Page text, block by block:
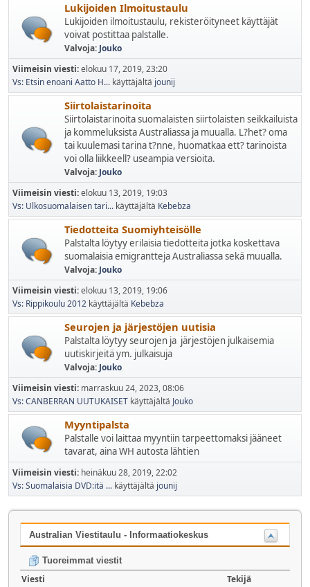
Lukijoiden Ilmoitustaulu
Lukijoiden ilmoitustaulu, rekisteröityneet käyttäjät
voivat postittaa palstalle.
Valvoja: Jouko
Viimeisin viesti:elokuu 17, 2019, 23:20
Vs: Etsin enoani Aatto H... käyttäjältä jounij
Siirtolaistarinoita
Siirtolaistarinoita suomalaisten siirtolaisten seikkailuista
ja kommeluksista Australiassa ja muualla. L?het? oma
tai kuulemasi tarina t?nne, huomatkaa ett? tarinoista
voi olla liikkeell? useampia versioita.
Valvoja: Jouko
Viimeisin viesti:elokuu 13, 2019, 19:03
Vs: Ulkosuomalaisen tari... käyttäjältä Kebebza
Tiedotteita Suomiyhteisölle
Palstalta löytyy erilaisia tiedotteita jotka koskettava
suomalaisia emigrantteja Australiassa sekä muualla.
Valvoja: Jouko
Viimeisin viesti:elokuu 13, 2019, 19:06
Vs: Rippikoulu 2012 käyttäjältä Kebebza
Seurojen ja järjestöjen uutisia
Palstalta löytyy seurojen ja järjestöjen julkaisemia
uutiskirjeitä ym. julkaisuja
Valvoja: Jouko
Viimeisin viesti: marraskuu 24, 2023, 08:06
Vs: CANBERRAN UUTUKAISET käyttäjältä Jouko
Myyntipalsta
Palstalle voi laittaa myyntiin tarpeettomaksi jääneet
tavarat, aina WH autosta lähtien
Viimeisin viesti: heinäkuu 28, 2019, 22:02
Vs: Suomalaisia DVD:itä ... käyttäjältä jounij
Australian Viestitaulu - Informaatiokeskus
Tuoreimmat viestit
Viesti
Tekijä